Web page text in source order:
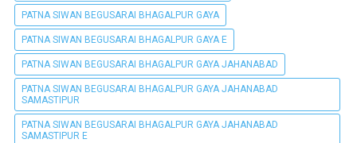
PATNA SIWAN BEGUSARAI BHAGALPUR GAYA
PATNA SIWAN BEGUSARAI BHAGALPUR GAYA E
PATNA SIWAN BEGUSARAI BHAGALPUR GAYA JAHANABAD
PATNA SIWAN BEGUSARAI BHAGALPUR GAYA JAHANABAD
SAMASTIPUR
PATNA SIWAN BEGUSARAI BHAGALPUR GAYA JAHANABAD
SAMASTIPUR E